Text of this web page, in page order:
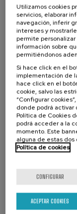
Público en general
Alumnado
Profesionales
Colabora
curso
DIRECTOR/A DEL
Nere Erkiaga Laka
Utilizamos cookies
servicios, elaborar
navegación, inferir
intereses y
permite
información sobre
permitiéndonos
Si hace click en el
implementación de
hace click en el
cookie, salvo las
“Configurar
donde podrá activar
Política de Cookies
podrá acceder a la
momento. Este
alguna de estas dos
Política de cookies
CONFIGURAR
ACEPTAR COOKIES